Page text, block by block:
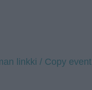
linkki / Copy event